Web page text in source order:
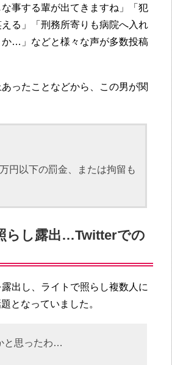
事する輩が出てきますね」「犯
る」「刑務所寄りも病院へ入れ
…」などと様々な声が多数投稿
ったことなどから、この男が関
円以下の罰金、または拘留も
らし露出…Twitterでの
出し、ライトで照らし複数人に
となっていました。
と思ったわ…